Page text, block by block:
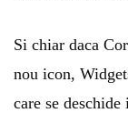
Si chiar daca
nou icon,
care se